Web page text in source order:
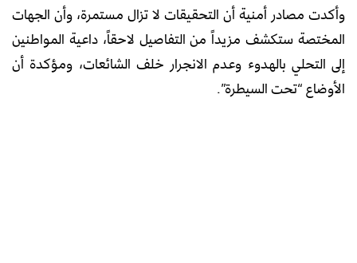
وأكدت مصادر أمنية أن التحقيقات لا تزال مستمرة، وأن الجهات
المختصة ستكشف مزيداً من التفاصيل لاحقاً، داعية المواطنين
إلى التحلي بالهدوء وعدم الانجرار خلف الشائعات، ومؤكدة أن
الأوضاع “تحت السيطرة”.